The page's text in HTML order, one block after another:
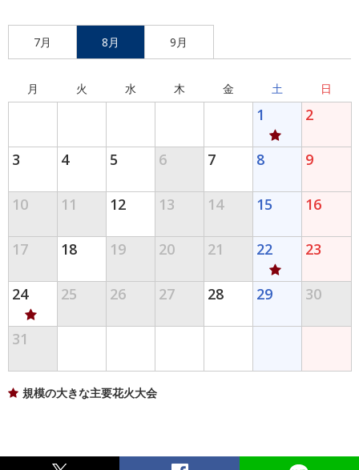
7月 8月 9月
月 火 水 木 金 土 日
1 2
3 4 5 6 7 8 9
10 11 12 13 14 15 16
17 18 19 20 21 22 23
24 25 26 27 28 29 30
31
規模の大きな主要花火大会